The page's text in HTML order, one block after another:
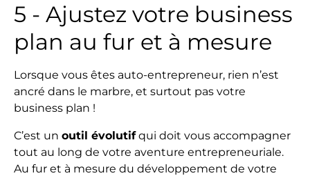
5 - Ajustez votre business
plan au fur et à mesure
Lorsque vous êtes auto-entrepreneur, rien n’est
ancré dans le marbre, et surtout pas votre
business plan !
C’est un outil évolutifqui doit vous accompagner
tout au long de votre aventure entrepreneuriale.
Au fur et à mesure du développement de votre